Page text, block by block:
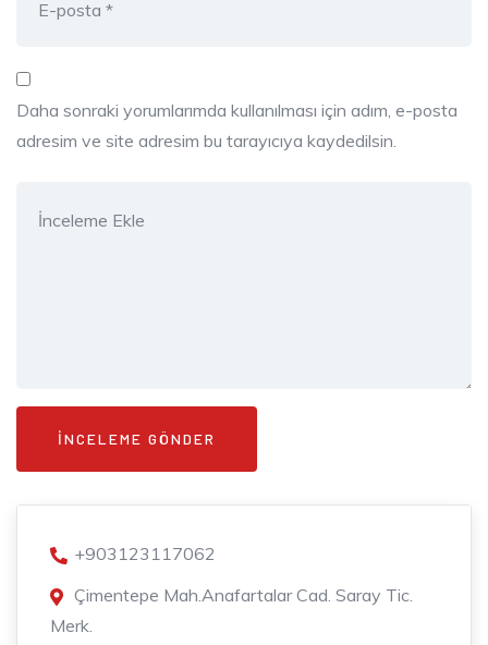
Daha sonraki yorumlarımda kullanılması için adım, e-posta
adresim ve site adresim bu tarayıcıya kaydedilsin.
+903123117062
Çimentepe Mah.Anafartalar Cad. Saray Tic.
Merk.